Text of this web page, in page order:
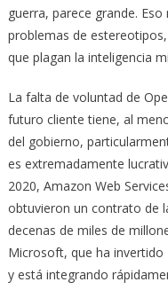
guerra, parece grande.
problemas de
que plagan la inteligencia
La falta de voluntad de
futuro cliente tiene, al
del gobierno,
es extremadamente
2020, Amazon Web
obtuvieron un contrato de
decenas de miles de
Microsoft, que ha invertido
y está integrando